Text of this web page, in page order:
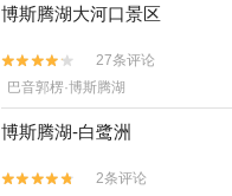
博斯腾湖大河口景区


27条评论
巴音郭楞·博斯腾湖
博斯腾湖-白鹭洲


2条评论